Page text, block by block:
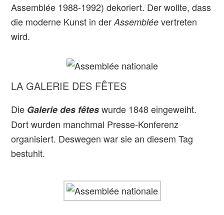
Assemblée 1988-1992) dekoriert. Der wollte, dass
die moderne Kunst in derAssemblée vertreten
wird.
LA GALERIE DES FÊTES
Die Galerie des fêteswurde 1848 eingeweiht.
Dort wurden manchmal Presse-Konferenz
organisiert. Deswegen war sie an diesem Tag
bestuhlt.